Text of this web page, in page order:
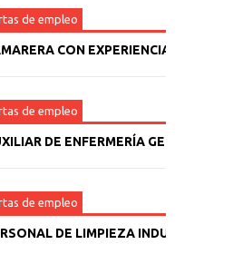
de empleo
CON EXPERIENCIA
de empleo
DE ENFERMERÍA GERIÁTRICA
de empleo
DE LIMPIEZA INDUSTRIAL